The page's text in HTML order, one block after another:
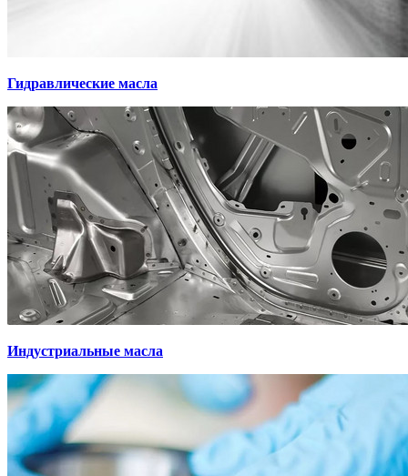
Гидравлические масла
Индустриальные масла